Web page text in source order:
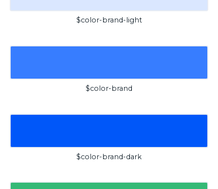
$color-brand-light
$color-brand
$color-brand-dark